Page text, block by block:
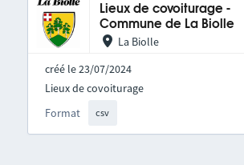
Lieux de covoiturage -
Commune de La Biolle
La Biolle
créé le 23/07/2024
Format csv
Lieux de covoiturage